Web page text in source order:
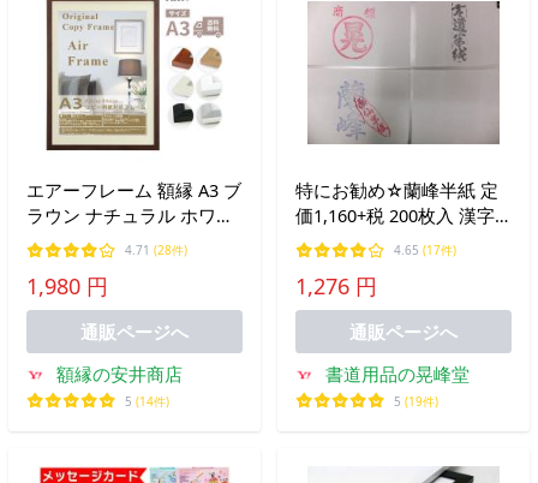
エアーフレーム 額縁 A3 ブ
ラウン ナチュラル ホワイ
ト ブラック シルバー 木目
ポスターフレーム おしゃ
れ 軽い 安い b5 a4 b4 a3
b3 a2 白 黒 爆買
4.71 (28件)
1,980 円
通販ページへ
額縁の安井商店
5 (14件)
特にお勧め☆蘭峰半紙 定
価1,160+税 200枚入 漢字
用
4.65 (17件)
1,276 円
通販ページへ
書道用品の晃峰堂
5 (19件)